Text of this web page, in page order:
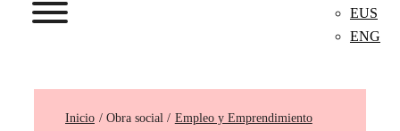
EUS
ENG
Inicio Empleo y Emprendimiento